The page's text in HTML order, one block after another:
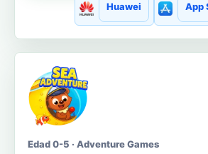
Huawei App
Edad 0-5 · Adventure Games